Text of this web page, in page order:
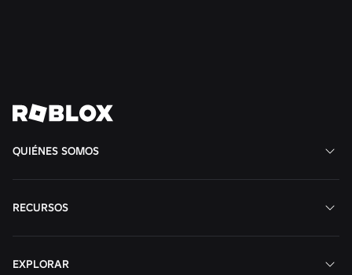
QUIÉNES SOMOS
RECURSOS
EXPLORAR